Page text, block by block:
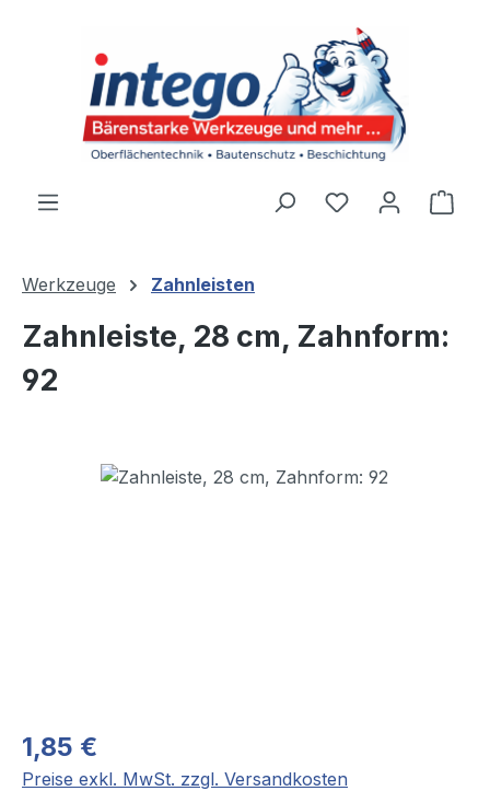
Du hast 0
Werkzeuge Zahnleisten
Zahnleiste, 28 cm, Zahnform:
92
Bildergalerie überspringen
1,85 €
Preise exkl. MwSt. zzgl. Versandkosten